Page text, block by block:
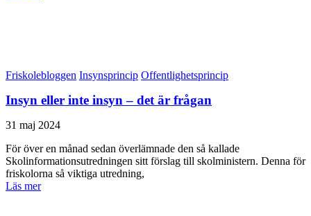
Friskolebloggen Insynsprincip Offentlighetsprincip
Insyn eller inte insyn – det är frågan
31 maj 2024
För över en månad sedan överlämnade den så kallade
Skolinformationsutredningen sitt förslag till skolministern. Denna för
friskolorna så viktiga utredning,
Läs mer